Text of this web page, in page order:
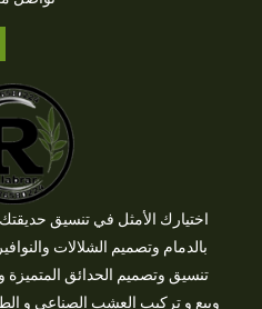
اختيارك الأمثل في تنسيق
بالدمام وتصميم الشلالات
تنسيق وتصميم الحدائق المتميزة
وبيع و تركيب العشب الصناعي و